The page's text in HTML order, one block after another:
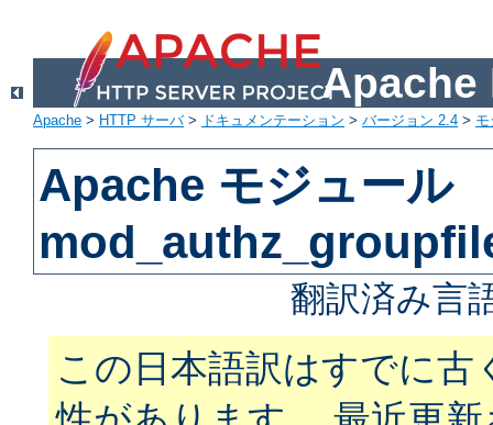
Apache
Apache > HTTP サーバ> ドキュメンテーション > バージョン 2.4 >
Apache モジュール
翻訳済み言
この日本語訳はすでに古